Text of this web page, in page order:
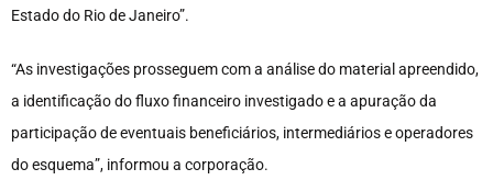
Estado do Rio de Janeiro”.
“As investigações prosseguem com a análise do material apreendido,
a identificação do fluxo financeiro investigado e a apuração da
participação de eventuais beneficiários, intermediários e operadores
do esquema”, informou a corporação.